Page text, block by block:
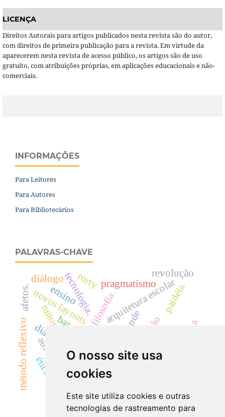
O nosso site usa
cookies
Este site utiliza cookies e outras
tecnologias de rastreamento para
LICENÇA
Direitos Autorais para artigos publicados nesta revista são do autor,
com direitos de primeira publicação para a revista. Em virtude da
aparecerem nesta revista de acesso público, os artigos são de uso
gratuito, com atribuições próprias, em aplicações educacionais e não-
comerciais.
INFORMAÇÕES
Para Leitores
Para Autores
Para Bibliotecários
PALAVRAS-CHAVE
filosofia.
reificação
novos layouts arquitetura escolar
diálogo e ética.
método reflexivo
tecnologia.
fotografia
autonomia
pragmatismo
conhecimento arquétipos.
paidéia
imagem
representação
ensino
diálogo rorty
ética
bar
mitos pde
afetos.
revolução